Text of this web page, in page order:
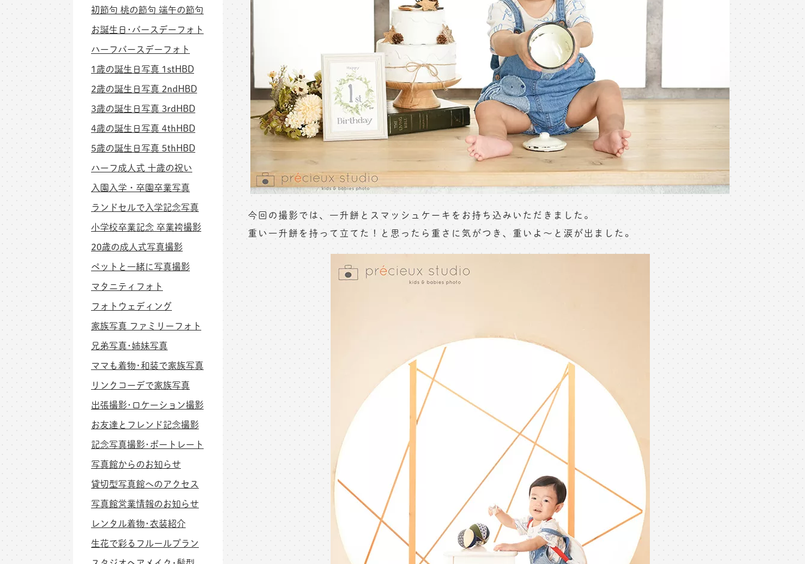
今回の撮影では、一升餅とスマッシュケーキをお持ち込みいただきました。
重い一升餅を持って立てた！と思ったら重さに気がつき、重いよ〜と涙が出ました。
初節句 桃の節句 端午の節句
お誕生日･バースデーフォト
ハーフバースデーフォト
1歳の誕生日写真 1stHBD
2歳の誕生日写真 2ndHBD
3歳の誕生日写真 3rdHBD
4歳の誕生日写真 4thHBD
5歳の誕生日写真 5thHBD
ハーフ成人式 十歳の祝い
入園入学・卒園卒業写真
ランドセルで入学記念写真
小学校卒業記念 卒業袴撮影
20歳の成人式写真撮影
ペットと一緒に写真撮影
マタニティフォト
フォトウェディング
家族写真 ファミリーフォト
兄弟写真･姉妹写真
ママも着物･和装で家族写真
リンクコーデで家族写真
出張撮影･ロケーション撮影
お友達とフレンド記念撮影
記念写真撮影･ポートレート
写真館からのお知らせ
貸切型写真館へのアクセス
写真館営業情報のお知らせ
レンタル着物･衣装紹介
生花で彩るフルールプラン